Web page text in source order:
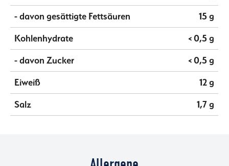
- davon gesättigte Fettsäuren 15 g
Kohlenhydrate < 0,5 g
- davon Zucker < 0,5 g
Eiweiß 12 g
Salz 1,7 g